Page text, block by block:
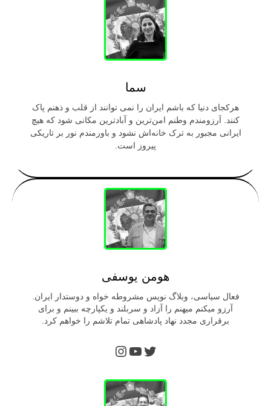
سما
هرکجای دنیا که باشم ایران را نمی توانند از قلب و ذهنم پاک
کنند. آرزومندم وطنم امن‌ترین و آبادترین مکانی شود که هیچ
ایرانی مجبور به ترک خانه‌اش نشود و باورمندم نور بر تاریکی
پیروز است.
هومن یوسفی
فعال سیاسی، وبلاگ نویس مشروطه خواه و دوستدار ایران.
آرزو میکنم میهنم را آزاد و سربلند و یکپارچه ببینم و برای
برقراری مجدد نهاد پادشاهی تمام تلاشم را خواهم کرد.
توییتر
یوتیوباینستاگرم